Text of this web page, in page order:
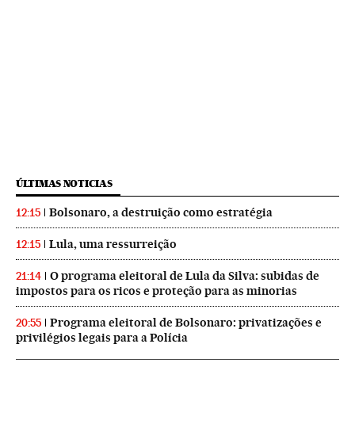
ÚLTIMAS NOTICIAS
12:15 Bolsonaro, a destruição como estratégia
12:15 Lula, uma ressurreição
21:14
O programa eleitoral de Lula da Silva: subidas de
impostos para os ricos e proteção para as minorias
20:55
Programa eleitoral de Bolsonaro: privatizações e
privilégios legais para a Polícia